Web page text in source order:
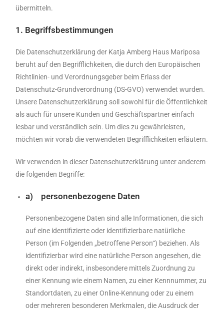
übermitteln.
1. Begriffsbestimmungen
Die Datenschutzerklärung der Katja Amberg Haus Mariposa
beruht auf den Begrifflichkeiten, die durch den Europäischen
Richtlinien- und Verordnungsgeber beim Erlass der
Datenschutz-Grundverordnung (DS-GVO) verwendet wurden.
Unsere Datenschutzerklärung soll sowohl für die Öffentlichkeit
als auch für unsere Kunden und Geschäftspartner einfach
lesbar und verständlich sein. Um dies zu gewährleisten,
möchten wir vorab die verwendeten Begrifflichkeiten erläutern.
Wir verwenden in dieser Datenschutzerklärung unter anderem
die folgenden Begriffe:
a) personenbezogene Daten
Personenbezogene Daten sind alle Informationen, die sich
auf eine identifizierte oder identifizierbare natürliche
Person (im Folgenden „betroffene Person“) beziehen. Als
identifizierbar wird eine natürliche Person angesehen, die
direkt oder indirekt, insbesondere mittels Zuordnung zu
einer Kennung wie einem Namen, zu einer Kennnummer, zu
Standortdaten, zu einer Online-Kennung oder zu einem
oder mehreren besonderen Merkmalen, die Ausdruck der